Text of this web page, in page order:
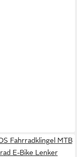
Fahrradklingel MTB
E-Bike Lenker